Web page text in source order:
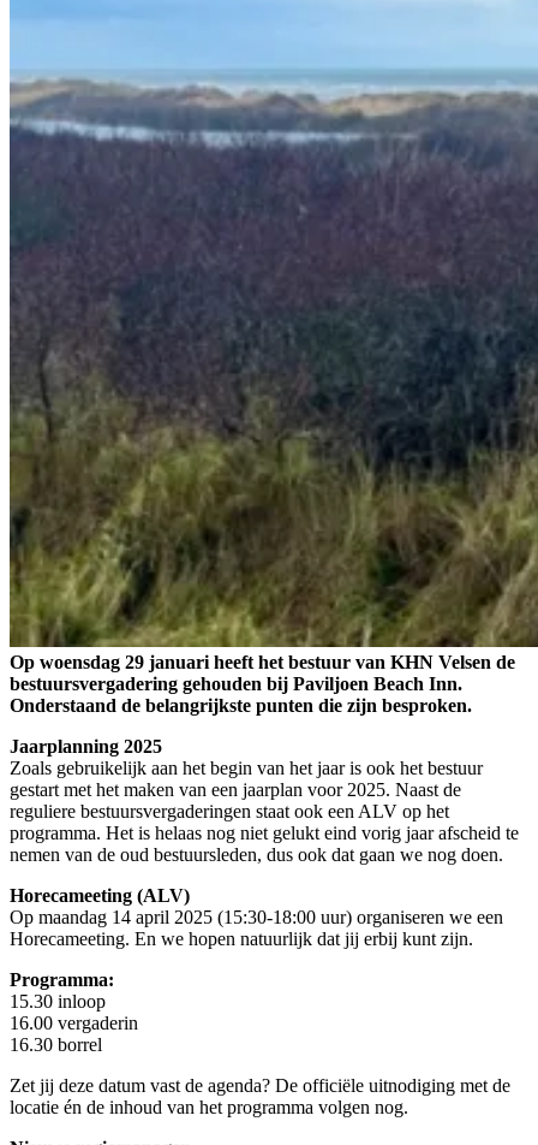
Op woensdag 29 januari heeft het bestuur van KHN Velsen de
bestuursvergadering gehouden bij Paviljoen Beach Inn.
Onderstaand de belangrijkste punten die zijn besproken.
Jaarplanning 2025
Zoals gebruikelijk aan het begin van het jaar is ook het bestuur
gestart met het maken van een jaarplan voor 2025. Naast de
reguliere bestuursvergaderingen staat ook een ALV op het
programma. Het is helaas nog niet gelukt eind vorig jaar afscheid te
nemen van de oud bestuursleden, dus ook dat gaan we nog doen.
Horecameeting (ALV)
Op maandag 14 april 2025 (15:30-18:00 uur) organiseren we een
Horecameeting. En we hopen natuurlijk dat jij erbij kunt zijn.
Programma:
15.30 inloop
16.00 vergaderin
16.30 borrel
Zet jij deze datum vast de agenda? De officiële uitnodiging met de
locatie én de inhoud van het programma volgen nog.